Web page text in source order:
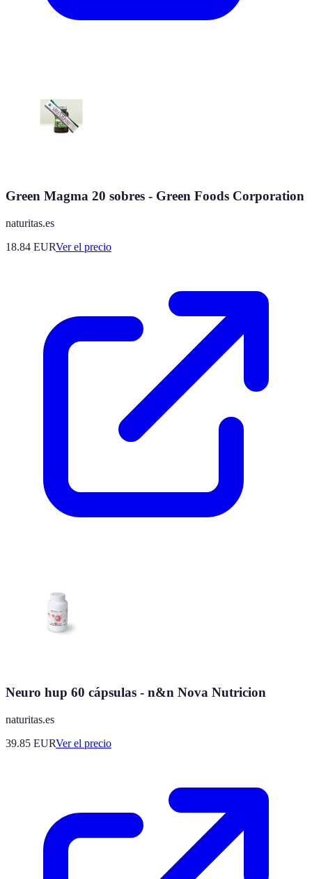
Green Magma 20 sobres - Green Foods Corporation
naturitas.es
18.84 EURVer el precio
Neuro hup 60 cápsulas - n&n Nova Nutricion
naturitas.es
39.85 EURVer el precio